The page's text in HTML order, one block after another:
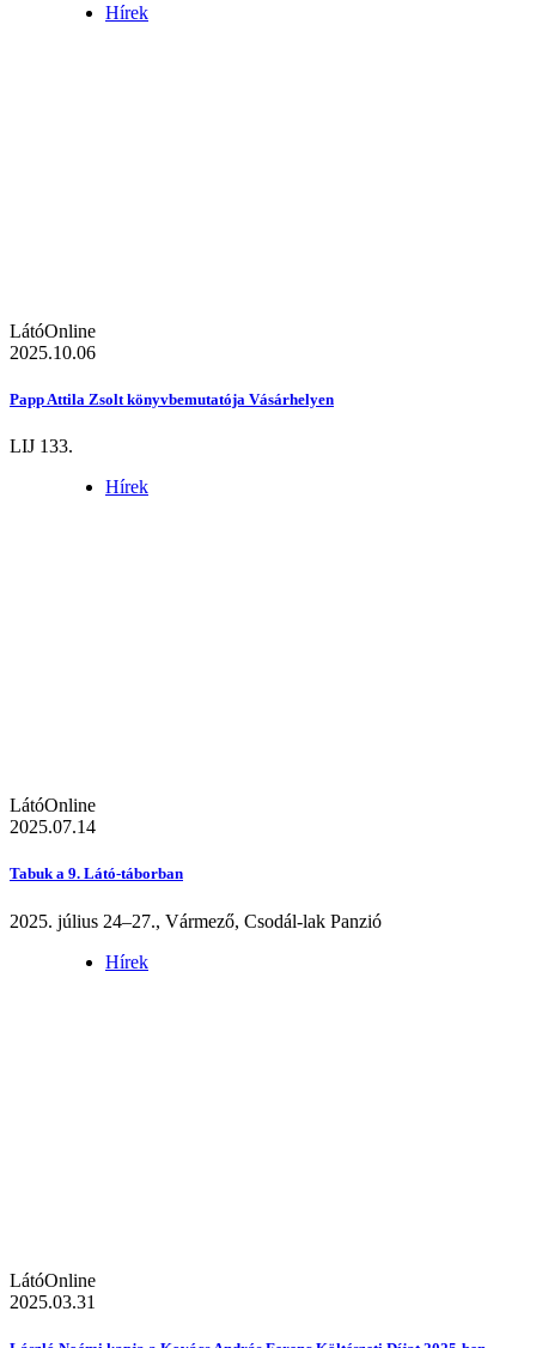
Hírek
LátóOnline
2025.10.06
Papp Attila Zsolt könyvbemutatója Vásárhelyen
LIJ 133.
Hírek
LátóOnline
2025.07.14
Tabuk a 9. Látó-táborban
2025. július 24–27., Vármező, Csodál-lak Panzió
Hírek
LátóOnline
2025.03.31